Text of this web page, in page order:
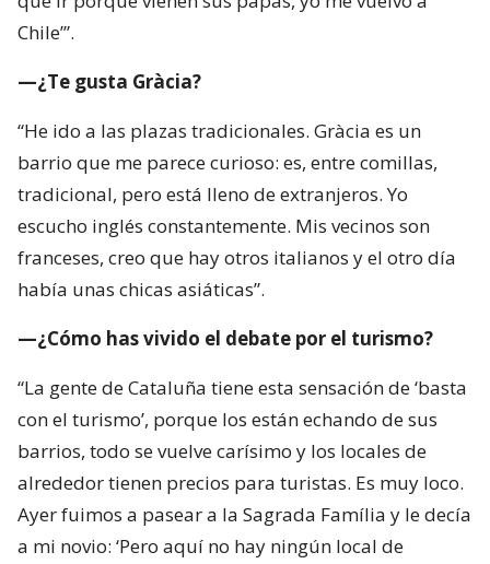
Chile’”.
—¿Te gusta Gràcia?
“He ido a las plazas tradicionales. Gràcia es un
barrio que me parece curioso: es, entre comillas,
tradicional, pero está lleno de extranjeros. Yo
escucho inglés constantemente. Mis vecinos son
franceses, creo que hay otros italianos y el otro día
había unas chicas asiáticas”.
—¿Cómo has vivido el debate por el turismo?
“La gente de Cataluña tiene esta sensación de ‘basta
con el turismo’, porque los están echando de sus
barrios, todo se vuelve carísimo y los locales de
alrededor tienen precios para turistas. Es muy loco.
Ayer fuimos a pasear a la Sagrada Família y le decía
a mi novio: ‘Pero aquí no hay ningún local de